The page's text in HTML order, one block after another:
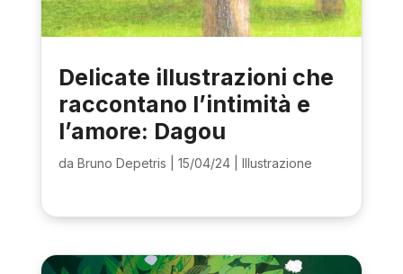
Delicate illustrazioni che
raccontano l’intimità e
l’amore: Dagou
da Bruno Depetris 15/04/24| Illustrazione